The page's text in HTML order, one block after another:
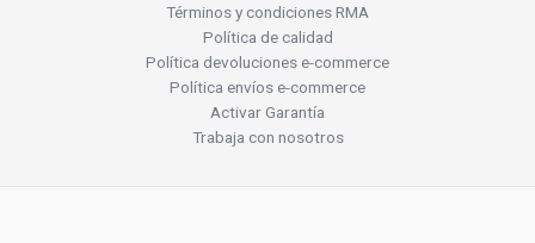
Términos y condiciones RMA
Política de calidad
Política devoluciones e-commerce
Política envíos e-commerce
Activar Garantía
Trabaja con nosotros